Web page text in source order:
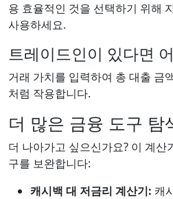
용 효율적인 것을 선택하기 위해
사용하세요.
트레이드인이 있다면
거래 가치를 입력하여 총 대출 금
처럼 작용합니다.
더 많은 금융 도구 탐
더 나아가고 싶으신가요? 이 계산
구를 보완합니다:
캐시백 대 저금리 계산기: 캐